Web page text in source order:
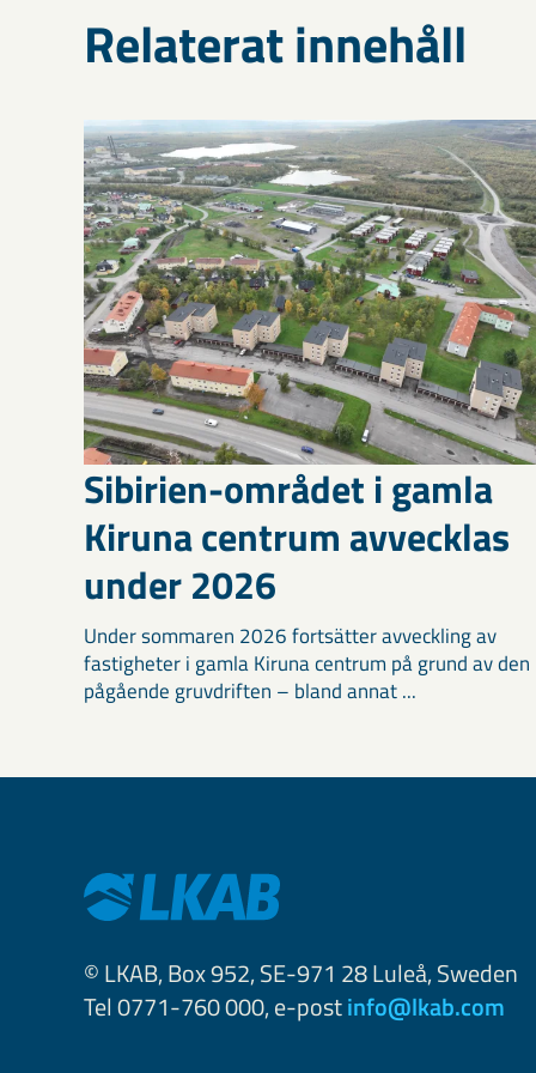
Relaterat innehåll
Sibirien-området i gamla
Kiruna centrum avvecklas
under 2026
Under sommaren 2026 fortsätter avveckling av
fastigheter i gamla Kiruna centrum på grund av den
pågående gruvdriften – bland annat ...
© LKAB, Box 952, SE-971 28 Luleå, Sweden
Tel 0771-760 000, e-postinfo@lkab.com